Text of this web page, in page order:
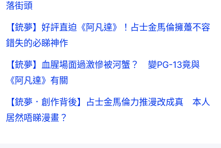
落街頭
【銃夢】好評直迫《阿凡達》！占士金馬倫擁躉不容
錯失的必睇神作
【銃夢】血腥場面過激慘被河蟹？ 變PG-13竟與
《阿凡達》有關
【銃夢．創作背後】占士金馬倫力推漫改成真 本人
居然唔睇漫畫？